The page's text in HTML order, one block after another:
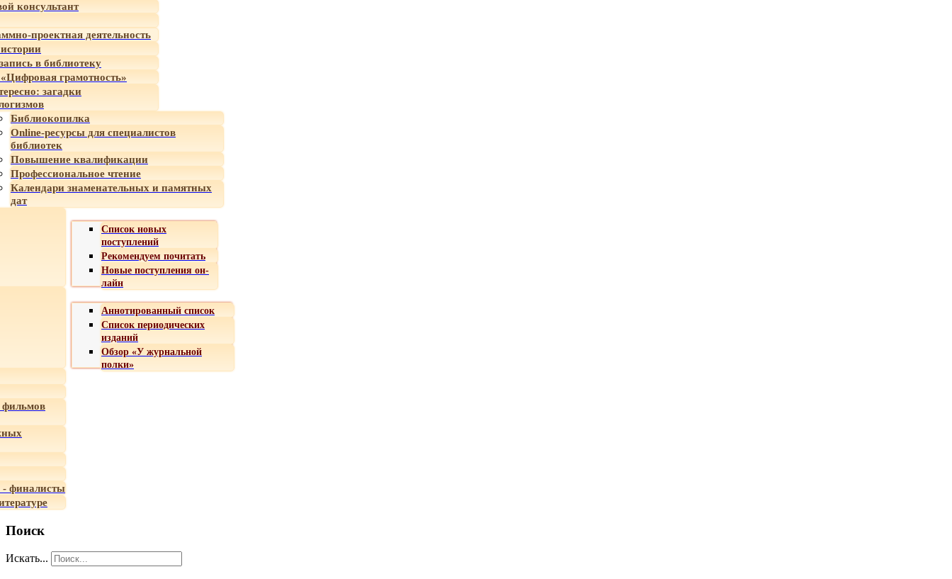
консультант
проектная деятельность
в библиотеку
грамотность»
загадки
Библиокопилка
Online-ресурсы для специалистов
библиотек
Повышение квалификации
Профессиональное чтение
Календари знаменательных и памятных
дат
Список новых
поступлений
Рекомендуем почитать
Новые поступления он-
лайн
Аннотированный список
Список периодических
изданий
Обзор «У журнальной
полки»
- финалисты
Поиск
Искать...